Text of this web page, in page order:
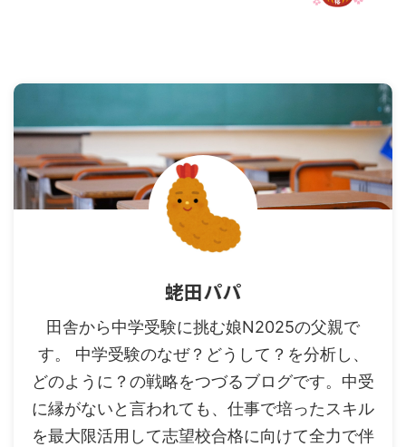
蛯田パパ
田舎から中学受験に挑む娘N2025の父親で
す。 中学受験のなぜ？どうして？を分析し、
どのように？の戦略をつづるブログです。中受
に縁がないと言われても、仕事で培ったスキル
を最大限活用して志望校合格に向けて全力で伴